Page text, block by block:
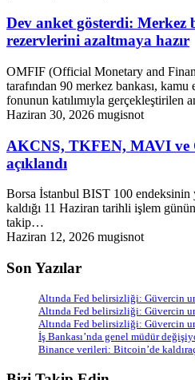
Dev anket gösterdi: Merkez
rezervlerini azaltmaya hazır
OMFIF (Official Monetary and
tarafından 90 merkez bankası,
fonunun katılımıyla gerçekleştirilen
Haziran 30, 2026 mugisnot
AKCNS, TKFEN, MAVI ve
açıklandı
Borsa İstanbul BIST 100 endeksinin
kaldığı 11 Haziran tarihli işlem
takip…
Haziran 12, 2026 mugisnot
Son Yazılar
Altında Fed belirsizliği: Güvercin
Altında Fed belirsizliği: Güvercin
Altında Fed belirsizliği: Güvercin
İş Bankası’nda genel müdür
Binance verileri: Bitcoin’de